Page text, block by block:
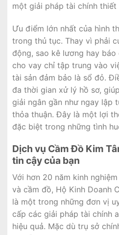
một giải pháp tài chính thiết
Ưu điểm lớn nhất của hình
trong thủ tục. Thay vì phải
động, sao kê lương hay
cho vay chỉ tập trung vào
tài sản đảm bảo là sổ đỏ.
đa thời gian xử lý hồ sơ,
giải ngân gần như ngay lập
thỏa thuận. Đây là một lợi
đặc biệt trong những tình
Dịch vụ Cầm Đồ Kim
tin cậy của bạn
Với hơn 20 năm kinh
và cầm đồ, Hộ Kinh Doanh
là một trong những đơn vị
cấp các giải pháp tài chính
hiệu quả. Mặc dù trụ sở